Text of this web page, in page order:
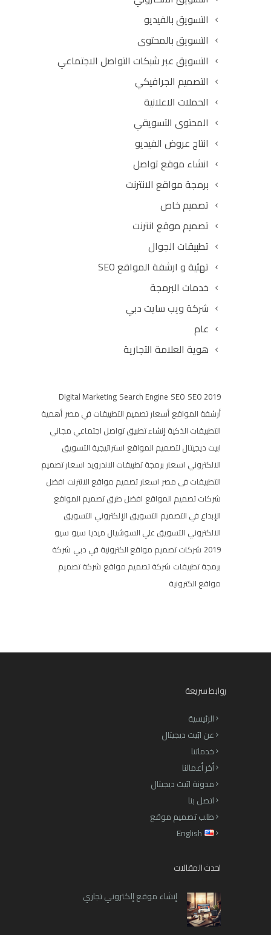
التسويق بالفيديو
التسويق بالمحتوى
التسويق عبر شبكات التواصل الاجتماعي
التصميم الجرافيكي
الحملات الاعلانية
المحتوى التسويقي
انتاج عروض الفيديو
انشاء موقع تواصل
برمجة مواقع الانترنت
تصميم خاص
تصميم موقع انترنت
تطبيقات الجوال
تهئية و ارشفة المواقع SEO
خدمات البرمجة
شركة ويب سايت دبي
عام
هوية العلامة التجارية
Digital Marketing Search Engine SEO SEO 2019
أرشفة المواقع أسعار تصميم التطبيقات في مصر أهمية
التطبيقات الذكية إنشاء تطبيق تواصل اجتماعي مجاني
ابيت ديجيتال لتصميم المواقع استراتيجية التسويق
الالكتروني اسعار برمجة تطبيقات الاندرويد اسعار تصميم
التطبيقات فى مصر اسعار تصميم مواقع الانترنت افضل
شركات تصميم المواقع افضل طرق تصميم المواقع
الإبداع في التصميم التسويق الإلكتروني التسويق
الالكتروني التسويق علي السوشيال ميديا سيو سيو
2019 شركات تصميم مواقع الكترونية في دبي شركة
برمجة تطبيقات شركة تصميم مواقع شركة تصميم
مواقع الكترونية
روابط سريعة
الرئيسية
عن ابّيت ديجيتال
خدماتنا
أخر أعمالنا
مدونة ابّيت ديجيتال
اتصل بنا
طلب تصميم موقع
English
احدث المقالات
إنشاء موقع إلكتروني تجاري